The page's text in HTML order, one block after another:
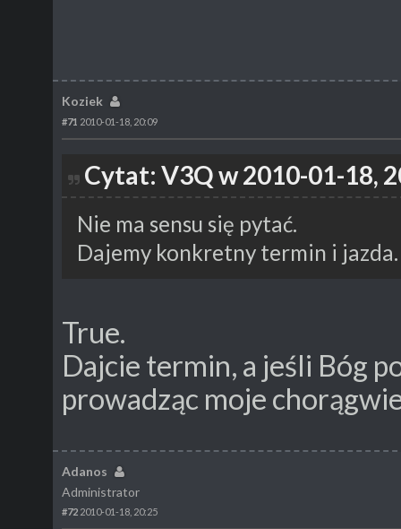
Koziek
#71 2010-01-18, 20:09
Cytat: V3Q w 2010-01-18,
Nie ma sensu się pytać.
Dajemy konkretny termin i jazda.
True.
Dajcie termin, a jeśli Bóg
prowadząc moje
Adanos
Administrator
#72 2010-01-18, 20:25